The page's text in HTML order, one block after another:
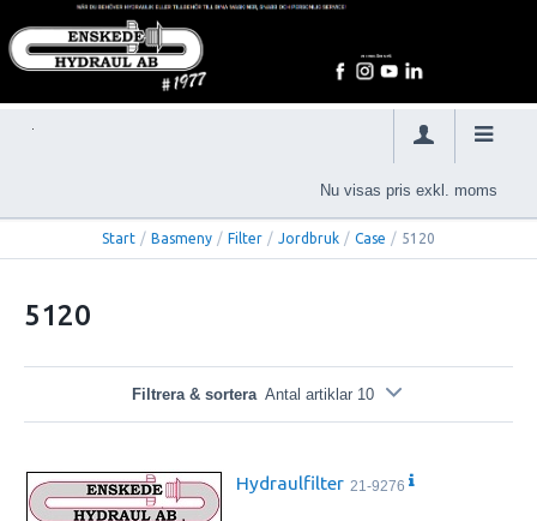
Nu visas pris exkl. moms
Start / Basmeny / Filter / Jordbruk / Case / 5120
5120
Filtrera & sortera Antal artiklar 10
Hydraulfilter 21-9276